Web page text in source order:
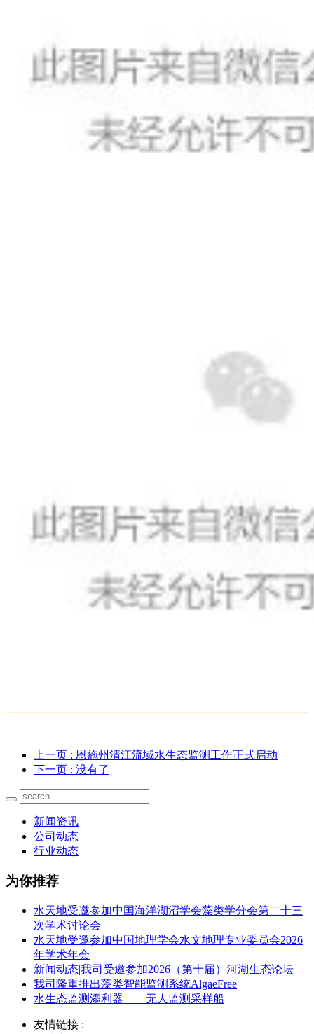
上一页 : 恩施州清江流域水生态监测工作正式启动
下一页 : 没有了
新闻资讯
公司动态
行业动态
为你推荐
水天地受邀参加中国海洋湖沼学会藻类学分会第二十三
次学术讨论会
水天地受邀参加中国地理学会水文地理专业委员会2026
年学术年会
新闻动态|我司受邀参加2026（第十届）河湖生态论坛
我司隆重推出藻类智能监测系统AlgaeFree
水生态监测添利器——无人监测采样船
友情链接 :